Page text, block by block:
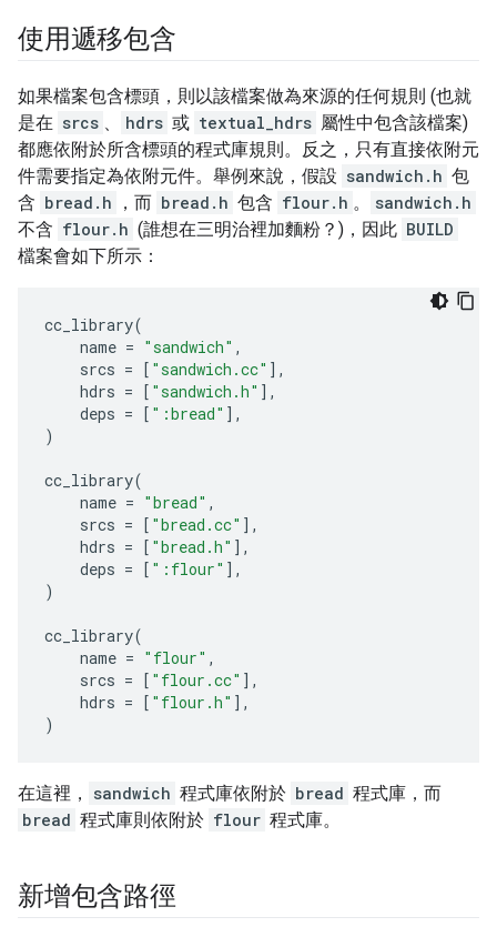
使用遞移包含
如果檔案包含標頭，則以該檔案做為來源的任何規則 (也就
是在 srcs 、 hdrs 或 textual_hdrs 屬性中包含該檔案)
都應依附於所含標頭的程式庫規則。反之，只有直接依附元
件需要指定為依附元件。舉例來說，假設 sandwich.h 包
含 bread.h ，而 bread.h 包含 flour.h 。
sandwich.h
不含 flour.h (誰想在三明治裡加麵粉？)，因此 BUILD
檔案會如下所示：
cc_library(
name = "sandwich" ,
srcs = [ "sandwich.cc" ],
hdrs = [ "sandwich.h" ],
deps = [ ":bread" ],
)
cc_library(
name = "bread" ,
srcs = [ "bread.cc" ],
hdrs = [ "bread.h" ],
deps = [ ":flour" ],
)
cc_library(
name = "flour" ,
srcs = [ "flour.cc" ],
hdrs = [ "flour.h" ],
)
在這裡， sandwich 程式庫依附於 bread 程式庫，而
bread 程式庫則依附於 flour 程式庫。
新增包含路徑